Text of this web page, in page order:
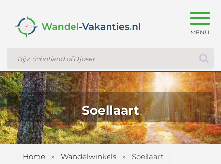
Soellaart
Home » Wandelwinkels » Soellaart